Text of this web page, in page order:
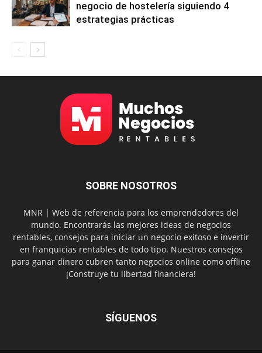
negocio de hostelería siguiendo 4
estrategias prácticas
SOBRE NOSOTROS
MNR | Web de referencia para los emprendedores del
mundo. Encontrarás las mejores ideas de negocios
rentables, consejos para iniciar un negocio exitoso e invertir
en franquicias rentables de todo tipo. Nuestros consejos
para ganar dinero cubren tanto negocios online como offline
¡Construye tu libertad financiera!
SÍGUENOS